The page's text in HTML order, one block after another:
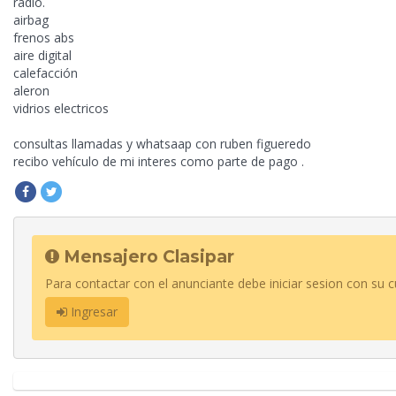
airbag
frenos abs
aire digital
calefacción
aleron
vidrios electricos
consultas llamadas y whatsaap con ruben figueredo
recibo vehículo de mi interes como parte de pago .
Mensajero Clasipar
Para contactar con el anunciante debe iniciar sesion con su
Ingresar